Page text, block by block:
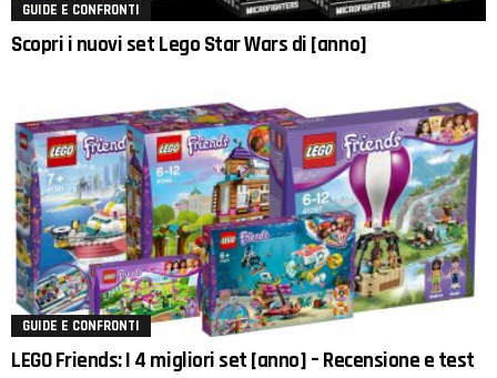
GUIDE E CONFRONTI
Scopri i nuovi set Lego Star Wars di [anno]
GUIDE E CONFRONTI
LEGO Friends: I 4 migliori set [anno] – Recensione e test